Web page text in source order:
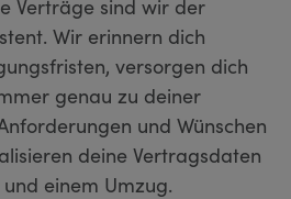
Verträge sind wir der
Wir erinnern dich
versorgen dich
genau zu deiner
und Wünschen
deine Vertragsdaten
einem Umzug.